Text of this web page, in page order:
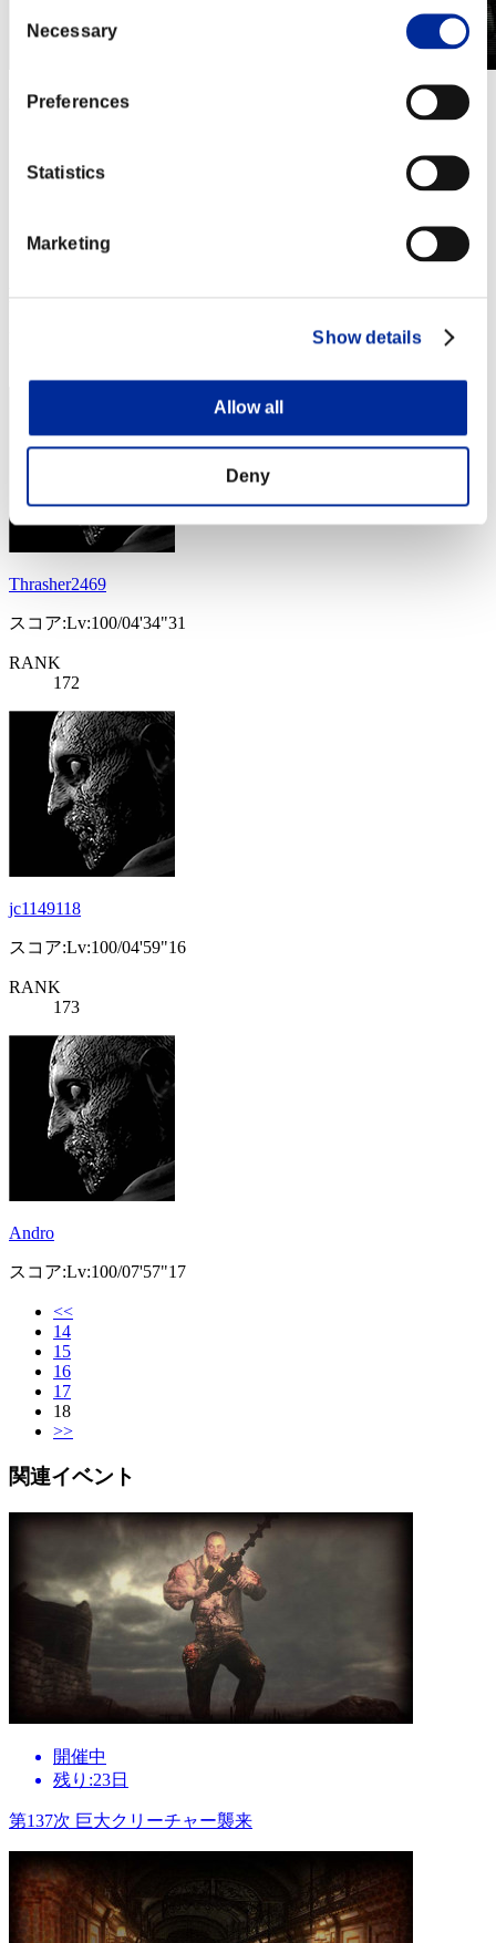
Selection
Necessary
Preferences
Statistics
Marketing
Show details
Allow all
Deny
第855回 レベル制限チャレンジ
※ランキングは6時間毎の更新となります
RANKING
Thrasher2469
スコア:Lv:100/04'34"31
RANK
172
jc1149118
スコア:Lv:100/04'59"16
RANK
173
Andro
スコア:Lv:100/07'57"17
<<
14
15
16
17
18
>>
関連イベント
開催中
残り:23日
第137次 巨大クリーチャー襲来